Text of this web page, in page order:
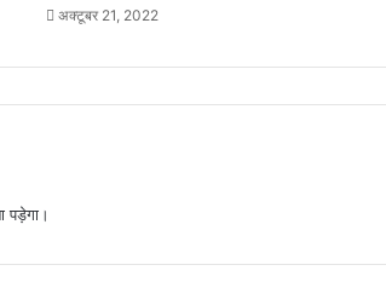
अक्टूबर 21, 2022
पड़ेगा।